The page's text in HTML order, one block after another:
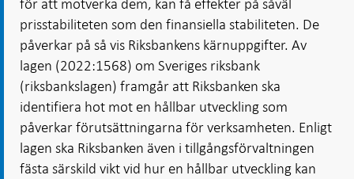
prisstabiliteten som den finansiella stabiliteten. De
påverkar på så vis Riksbankens kärnuppgifter. Av
lagen (2022:1568) om Sveriges riksbank
(riksbankslagen) framgår att Riksbanken ska
identifiera hot mot en hållbar utveckling som
påverkar förutsättningarna för verksamheten. Enligt
lagen ska Riksbanken även i tillgångsförvaltningen
fästa särskild vikt vid hur en hållbar utveckling kan